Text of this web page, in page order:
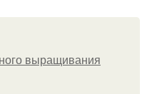
выращивания